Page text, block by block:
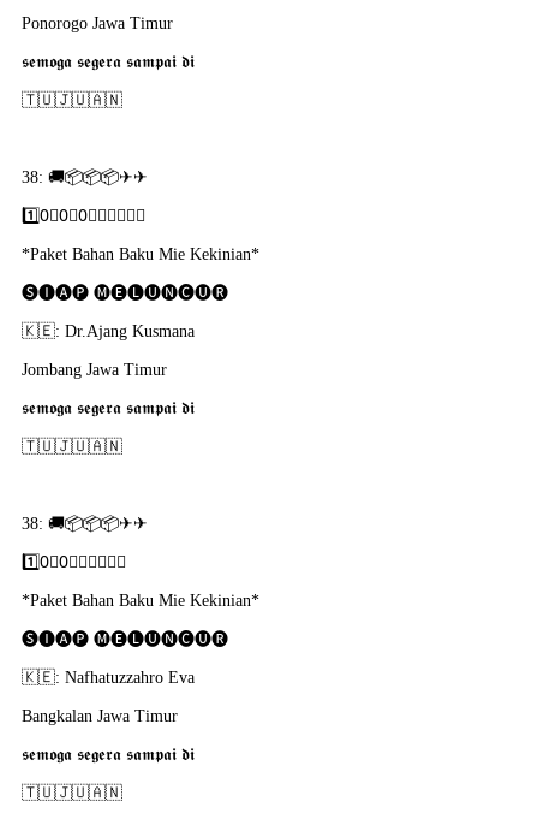
Ponorogo Jawa Timur
𝖘𝖊𝖒𝖔𝖌𝖆 𝖘𝖊𝖌𝖊𝖗𝖆 𝖘𝖆𝖒𝖕𝖆𝖎 𝖉𝖎
🇹​🇺​🇯​🇺​🇦​🇳
38: 🚚📦📦📦✈✈
1️⃣0⃣0⃣0⃣🇵​🇴​🇷​🇸​🇮​
*Paket Bahan Baku Mie Kekinian*
🅢🅘🅐🅟 🅜🅔🅛🅤🅝🅒🅤🅡
🇰​🇪: Dr.Ajang Kusmana
Jombang Jawa Timur
𝖘𝖊𝖒𝖔𝖌𝖆 𝖘𝖊𝖌𝖊𝖗𝖆 𝖘𝖆𝖒𝖕𝖆𝖎 𝖉𝖎
🇹​🇺​🇯​🇺​🇦​🇳
38: 🚚📦📦📦✈✈
1️⃣0⃣0⃣🇵​🇴​🇷​🇸​🇮​
*Paket Bahan Baku Mie Kekinian*
🅢🅘🅐🅟 🅜🅔🅛🅤🅝🅒🅤🅡
🇰​🇪: Nafhatuzzahro Eva
Bangkalan Jawa Timur
𝖘𝖊𝖒𝖔𝖌𝖆 𝖘𝖊𝖌𝖊𝖗𝖆 𝖘𝖆𝖒𝖕𝖆𝖎 𝖉𝖎
🇹​🇺​🇯​🇺​🇦​🇳